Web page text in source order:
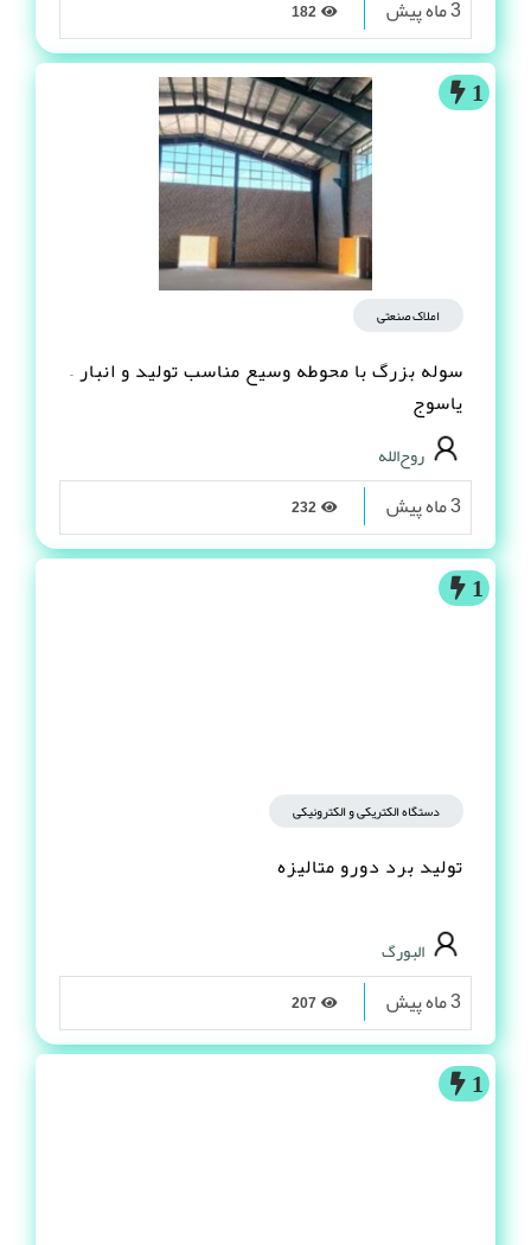
3 ماه پیش
1
املاک صنعتی
سوله بزرگ با محوطه وسیع مناسب تولید و انبار –
یاسوج
روح‌الله
3 ماه پیش
1
دستگاه الکتریکی و الکترونیکی
تولید برد دورو متالیزه
البورگ
3 ماه پیش
1